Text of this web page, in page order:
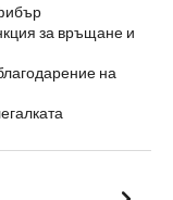
за връщане и
на